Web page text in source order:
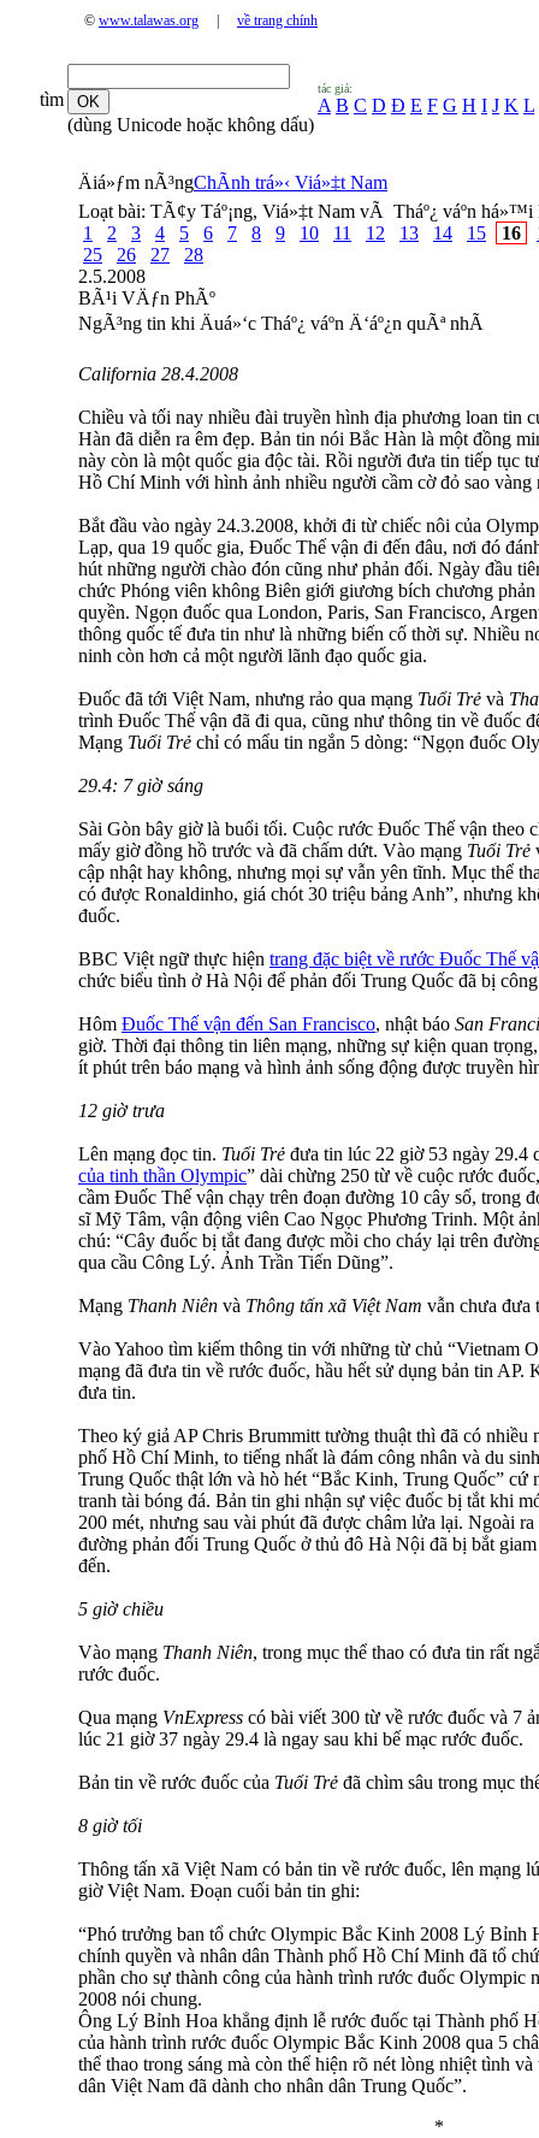
© www.talawas.org về trang chính
tìm
(dùng Unicode hoặc không dấu)
tác giả:
A B C D Đ E F G H I J K L
Äiá»ƒm nÃ³ngChÃ­nh trá»‹ Viá»‡t Nam
Loạt bài: TÃ¢y Táº¡ng, Viá»‡t Nam vÃ Tháº¿ váº­n há»™i
1
2 3 4 5 6 7 8 9 10 11 12 13 14 15 16
25
26 27
28
2.5.2008
BÃ¹i VÄƒn PhÃº
NgÃ³ng tin khi Äuá»‘c Tháº¿ váº­n Ä‘áº¿n quÃª nhÃ
California 28.4.2008
Chiều và tối nay nhiều đài truyền hình địa phương loan tin
Hàn đã diễn ra êm đẹp. Bản tin nói Bắc Hàn là một đồng
này còn là một quốc gia độc tài. Rồi người đưa tin tiếp tục
Hồ Chí Minh với hình ảnh nhiều người cầm cờ đỏ sao vàng
Bắt đầu vào ngày 24.3.2008, khởi đi từ chiếc nôi của
Lạp, qua 19 quốc gia, Đuốc Thế vận đi đến đâu, nơi đó
hút những người chào đón cũng như phản đối. Ngày đầu
chức Phóng viên không Biên giới giương bích chương
quyền. Ngọn đuốc qua London, Paris, San Francisco,
thông quốc tế đưa tin như là những biến cố thời sự. Nhiều
ninh còn hơn cả một người lãnh đạo quốc gia.
Đuốc đã tới Việt Nam, nhưng rảo qua mạng Tuổi Trẻ và
trình Đuốc Thế vận đã đi qua, cũng như thông tin về đuốc
Mạng Tuổi Trẻ chỉ có mẩu tin ngắn 5 dòng: “Ngọn đuốc
29.4: 7 giờ sáng
Sài Gòn bây giờ là buổi tối. Cuộc rước Đuốc Thế vận theo
mấy giờ đồng hồ trước và đã chấm dứt. Vào mạng Tuổi Trẻ
cập nhật hay không, nhưng mọi sự vẫn yên tĩnh. Mục thể
có được Ronaldinho, giá chót 30 triệu bảng Anh”, nhưng
đuốc.
BBC Việt ngữ thực hiện trang đặc biệt về rước Đuốc Thế
chức biểu tình ở Hà Nội để phản đối Trung Quốc đã bị
Hôm Đuốc Thế vận đến San Francisco, nhật báo San
giờ. Thời đại thông tin liên mạng, những sự kiện quan
ít phút trên báo mạng và hình ảnh sống động được truyền
12 giờ trưa
Lên mạng đọc tin. Tuổi Trẻ đưa tin lúc 22 giờ 53 ngày 29.4
của tinh thần Olympic” dài chừng 250 từ về cuộc rước
cầm Đuốc Thế vận chạy trên đoạn đường 10 cây số, trong
sĩ Mỹ Tâm, vận động viên Cao Ngọc Phương Trinh. Một
chú: “Cây đuốc bị tắt đang được mồi cho cháy lại trên
qua cầu Công Lý. Ảnh Trần Tiến Dũng”.
Mạng Thanh Niên và Thông tấn xã Việt Nam vẫn chưa đưa
Vào Yahoo tìm kiếm thông tin với những từ chủ “Vietnam
mạng đã đưa tin về rước đuốc, hầu hết sử dụng bản tin
đưa tin.
Theo ký giả AP Chris Brummitt tường thuật thì đã có nhiều
phố Hồ Chí Minh, to tiếng nhất là đám công nhân và du
Trung Quốc thật lớn và hò hét “Bắc Kinh, Trung Quốc” cứ
tranh tài bóng đá. Bản tin ghi nhận sự việc đuốc bị tắt khi
200 mét, nhưng sau vài phút đã được châm lửa lại. Ngoài
đường phản đối Trung Quốc ở thủ đô Hà Nội đã bị bắt
đến.
5 giờ chiều
Vào mạng Thanh Niên, trong mục thể thao có đưa tin rất
rước đuốc.
Qua mạng VnExpress có bài viết 300 từ về rước đuốc và 7
lúc 21 giờ 37 ngày 29.4 là ngay sau khi bế mạc rước đuốc.
Bản tin về rước đuốc của Tuổi Trẻ đã chìm sâu trong mục
8 giờ tối
Thông tấn xã Việt Nam có bản tin về rước đuốc, lên mạng
giờ Việt Nam. Đoạn cuối bản tin ghi:
“Phó trưởng ban tổ chức Olympic Bắc Kinh 2008 Lý Bỉnh
chính quyền và nhân dân Thành phố Hồ Chí Minh đã tổ
phần cho sự thành công của hành trình rước đuốc
2008 nói chung.
Ông Lý Bỉnh Hoa khẳng định lễ rước đuốc tại Thành phố
của hành trình rước đuốc Olympic Bắc Kinh 2008 qua 5
thể thao trong sáng mà còn thể hiện rõ nét lòng nhiệt tình
dân Việt Nam đã dành cho nhân dân Trung Quốc”.
*